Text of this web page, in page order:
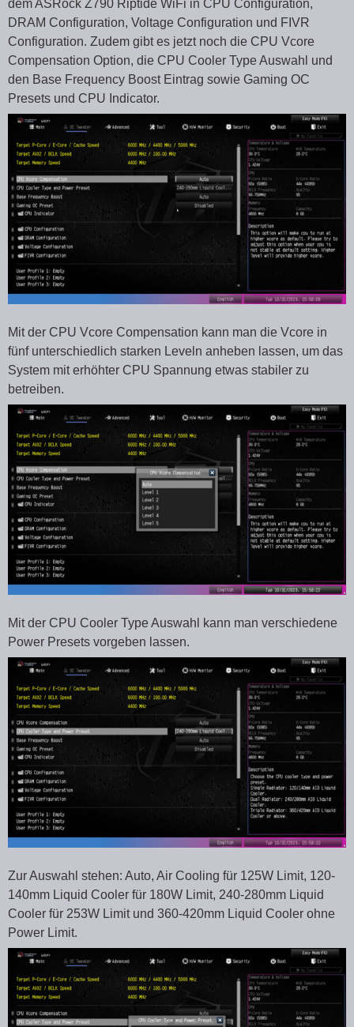
dem ASRock Z790 Riptide WiFi in CPU Configuration,
DRAM Configuration, Voltage Configuration und FIVR
Configuration. Zudem gibt es jetzt noch die CPU Vcore
Compensation Option, die CPU Cooler Type Auswahl und
den Base Frequency Boost Eintrag sowie Gaming OC
Presets und CPU Indicator.
Mit der CPU Vcore Compensation kann man die Vcore in
fünf unterschiedlich starken Leveln anheben lassen, um das
System mit erhöhter CPU Spannung etwas stabiler zu
betreiben.
Mit der CPU Cooler Type Auswahl kann man verschiedene
Power Presets vorgeben lassen.
Zur Auswahl stehen: Auto, Air Cooling für 125W Limit, 120-
140mm Liquid Cooler für 180W Limit, 240-280mm Liquid
Cooler für 253W Limit und 360-420mm Liquid Cooler ohne
Power Limit.